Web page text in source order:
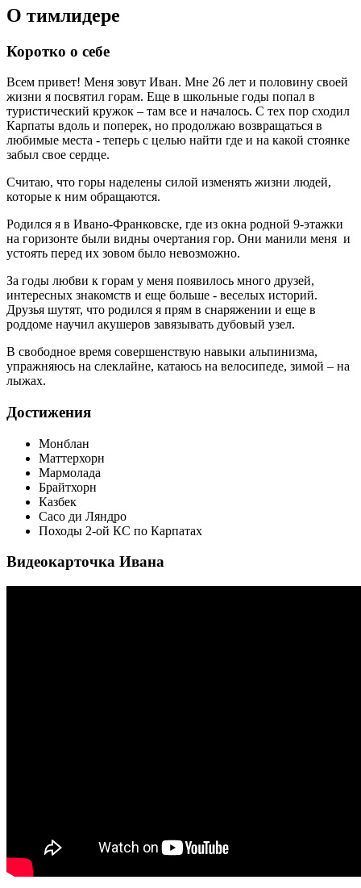
О тимлидере
Коротко о себе
Всем привет! Меня зовут Иван. Мне 26 лет и половину своей
жизни я посвятил горам. Еще в школьные годы попал в
туристический кружок – там все и началось. С тех пор сходил
Карпаты вдоль и поперек, но продолжаю возвращаться в
любимые места - теперь с целью найти где и на какой стоянке
забыл свое сердце.
Считаю, что горы наделены силой изменять жизни людей,
которые к ним обращаются.
Родился я в Ивано-Франковске, где из окна родной 9-этажки
на горизонте были видны очертания гор. Они манили меня и
устоять перед их зовом было невозможно.
За годы любви к горам у меня появилось много друзей,
интересных знакомств и еще больше - веселых историй.
Друзья шутят, что родился я прям в снаряжении и еще в
роддоме научил акушеров завязывать дубовый узел.
В свободное время совершенствую навыки альпинизма,
упражняюсь на слеклайне, катаюсь на велосипеде, зимой – на
лыжах.
Достижения
Монблан
Маттерхорн
Мармолада
Брайтхорн
Казбек
Сасо ди Ляндро
Походы 2-ой КС по Карпатах
Видеокарточка Ивана